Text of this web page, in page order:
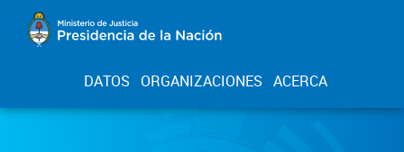
DATOS ORGANIZACIONES ACERCA